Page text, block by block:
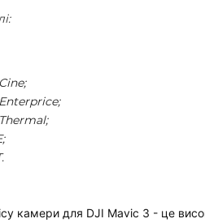
камери для DJI Mavic 3 - це